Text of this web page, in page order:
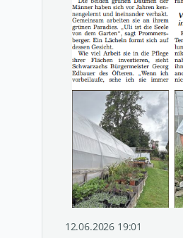
12.06.2026 19:01